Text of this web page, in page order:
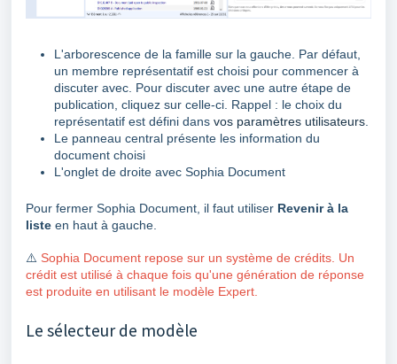
L'arborescence de la famille sur la gauche. Par défaut,
un membre représentatif est choisi pour commencer à
discuter avec. Pour discuter avec une autre étape de
publication, cliquez sur celle-ci. Rappel : le choix du
représentatif est défini dans vos paramètres utilisateurs
Le panneau central présente les information du
document choisi
L'onglet de droite avec Sophia Document
Pour fermer Sophia Document, il faut utiliser Revenir à la
liste en haut à gauche.
⚠️ Sophia Document repose sur un système de crédits. Un
crédit est utilisé à chaque fois qu'une génération de réponse
est produite en utilisant le modèle Expert.
Le sélecteur de modèle